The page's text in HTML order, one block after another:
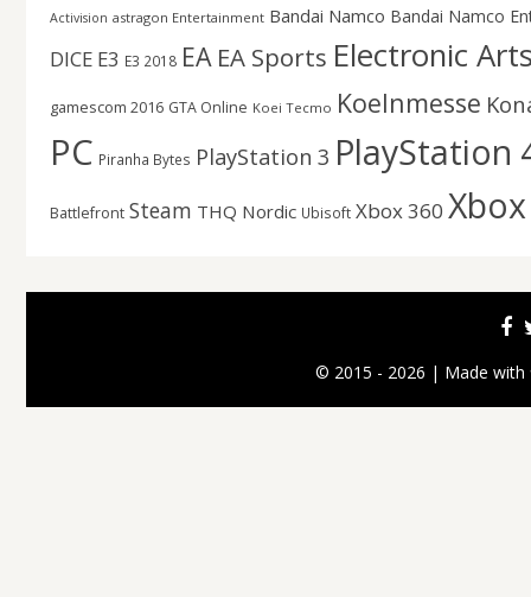
Activision astragon Entertainment Bandai Namco Bandai Namco
DICE E3 E3 2018 EA EA Sports Electronic
gamescom 2016 GTA Online Koei Tecmo Koelnmesse
PC Piranha Bytes PlayStation 3 PlayStation
Battlefront Steam THQ Nordic Ubisoft Xbox 360
© 2015 - 2026 | Made